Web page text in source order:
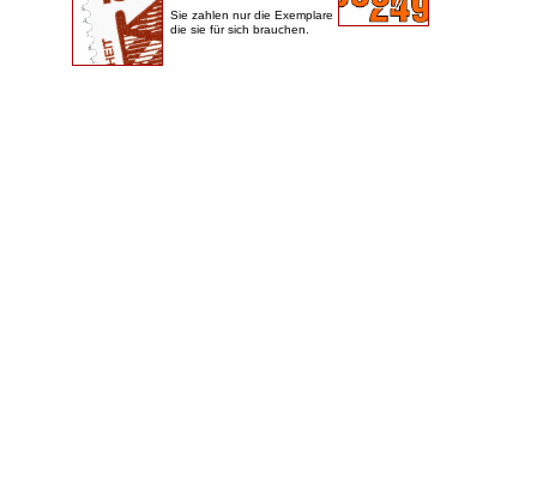
Sie zahlen nur die Exemplare
die sie für sich brauchen.